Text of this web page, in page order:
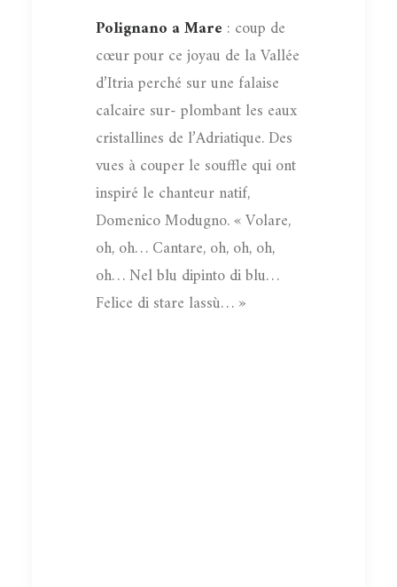
Polignano a Mare : coup de
cœur pour ce joyau de la Vallée
d’Itria perché sur une falaise
calcaire sur- plombant les eaux
cristallines de l’Adriatique. Des
vues à couper le souffle qui ont
inspiré le chanteur natif,
Domenico Modugno. « Volare,
oh, oh… Cantare, oh, oh, oh,
oh… Nel blu dipinto di blu…
Felice di stare lassù… »